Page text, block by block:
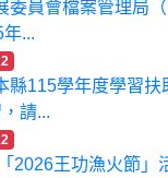
委員會檔案管理局（
年...
縣115學年度學習扶
請...
2026王功漁火節」